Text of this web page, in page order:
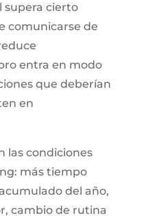
supera cierto
comunicarse de
entra en modo
que deberían
en
las condiciones
más tiempo
del año,
cambio de rutina